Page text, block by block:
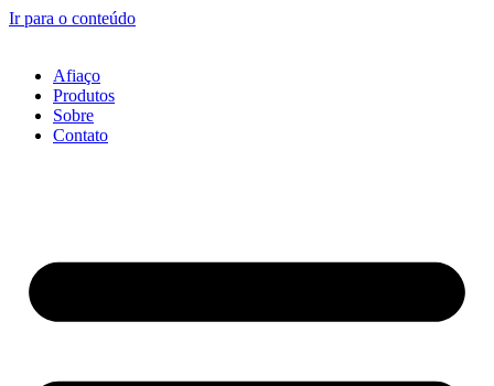
Ir para o conteúdo
Afiaço
Produtos
Sobre
Contato